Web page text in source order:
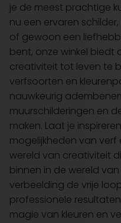
je de meest prachtige
nu een ervaren
of gewoon een
bent, onze winkel biedt
creativiteit tot leven te
verfsoorten en
nauwkeurig
muurschilderingen en
maken. Laat je
mogelijkheden van verf
wereld van creativiteit
binnen in de wereld
verbeelding de vrije
professionele
magie van kleuren en